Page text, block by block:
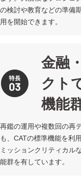
の検討や教育などの準備
用を開始できます。
金融
クト
機能
再鑑の運用や複数回の再
も、CATの標準機能を利
ミッションクリティカル
能群を有しています。